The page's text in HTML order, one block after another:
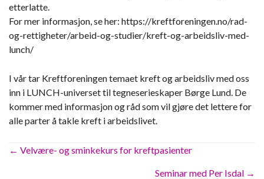
etterlatte.
For mer informasjon, se her: https://kreftforeningen.no/rad-
og-rettigheter/arbeid-og-studier/kreft-og-arbeidsliv-med-
lunch/
I vår tar Kreftforeningen temaet kreft og arbeidsliv med oss
inn i LUNCH-universet til tegneserieskaper Børge Lund. De
kommer med informasjon og råd som vil gjøre det lettere for
alle parter å takle kreft i arbeidslivet.
Posts
← Velvære- og sminkekurs for kreftpasienter
Seminar med Per Isdal →